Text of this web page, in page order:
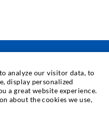
analyze our visitor data, to
display personalized
a great website experience.
about the cookies we use,